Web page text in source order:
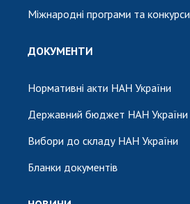
Міжнародні програми та конкурси
ДОКУМЕНТИ
Нормативні акти НАН України
Державний бюджет НАН України
Вибори до складу НАН України
Бланки документів